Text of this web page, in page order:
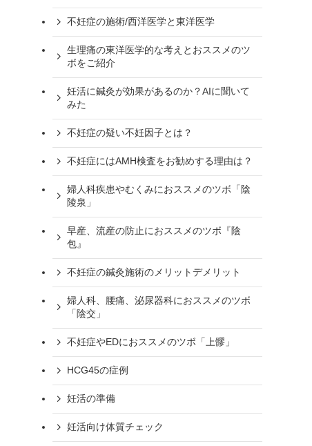
不妊症の施術/西洋医学と東洋医学
生理痛の東洋医学的な考えとおススメのツ
ボをご紹介
妊活に鍼灸が効果があるのか？AIに聞いて
みた
不妊症の疑い不妊因子とは？
不妊症にはAMH検査をお勧めする理由は？
婦人科疾患やむくみにおススメのツボ「陰
陵泉」
早産、流産の防止におススメのツボ『陰
包』
不妊症の鍼灸施術のメリットデメリット
婦人科、腰痛、泌尿器科におススメのツボ
「陰交」
不妊症やEDにおススメのツボ「上髎」
HCG45の症例
妊活の準備
妊活向け体質チェック